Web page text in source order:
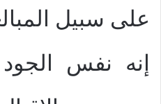
على سبيل
إنه نفس